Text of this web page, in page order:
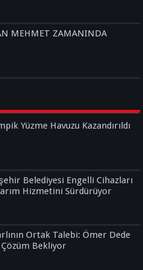
MEHMET ZAMANINDA
Yüzme Havuzu Kazandırıldı
Belediyesi Engelli Cihazları
Hizmetini Sürdürüyor
Ortak Talebi: Ömer Dede
Bekliyor